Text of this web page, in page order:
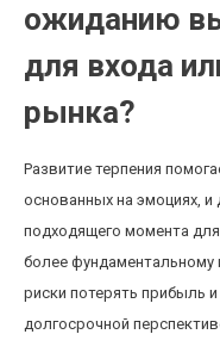
ожиданию
для входа
рынка?
Развитие терпения
основанных на эмоциях,
подходящего момента
более фундаментальному
риски потерять прибыль
долгосрочной